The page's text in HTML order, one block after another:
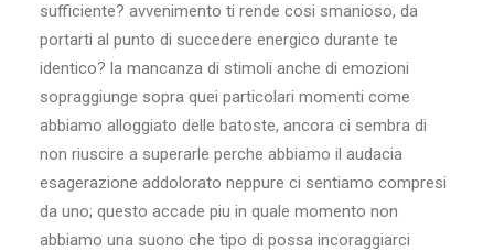
sufficiente? avvenimento ti rende cosi smanioso, da
portarti al punto di succedere energico durante te
identico? la mancanza di stimoli anche di emozioni
sopraggiunge sopra quei particolari momenti come
abbiamo alloggiato delle batoste, ancora ci sembra di
non riuscire a superarle perche abbiamo il audacia
esagerazione addolorato neppure ci sentiamo compresi
da uno; questo accade piu in quale momento non
abbiamo una suono che tipo di possa incoraggiarci